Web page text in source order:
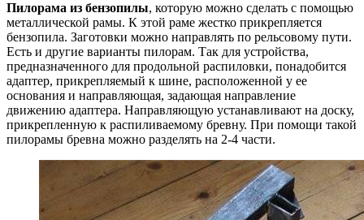
Пилорама из бензопилы, которую можно сделать с помощью
металлической рамы. К этой раме жестко прикрепляется
бензопила. Заготовки можно направлять по рельсовому пути.
Есть и другие варианты пилорам. Так для устройства,
предназначенного для продольной распиловки, понадобится
адаптер, прикрепляемый к шине, расположенной у ее
основания и направляющая, задающая направление
движению адаптера. Направляющую устанавливают на доску,
прикрепленную к распиливаемому бревну. При помощи такой
пилорамы бревна можно разделять на 2-4 части.